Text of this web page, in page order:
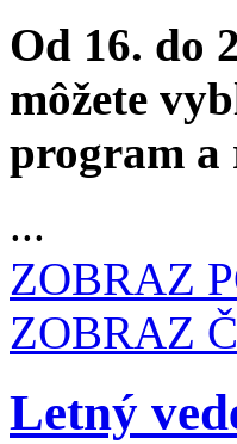
Od 16. do
môžete
program a
...
ZOBRAZ
ZOBRAZ
Letný